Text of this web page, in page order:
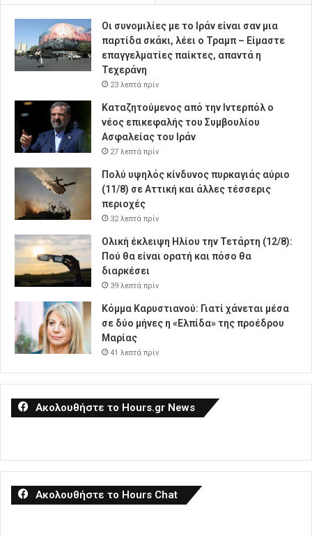
Οι συνομιλίες με το Ιράν είναι σαν μια
παρτίδα σκάκι, λέει ο Τραμπ – Είμαστε
επαγγελματίες παίκτες, απαντά η
Τεχεράνη
23 λεπτά πρίν
Καταζητούμενος από την Ιντερπόλ ο
νέος επικεφαλής του Συμβουλίου
Ασφαλείας του Ιράν
27 λεπτά πρίν
Πολύ υψηλός κίνδυνος πυρκαγιάς αύριο
(11/8) σε Αττική και άλλες τέσσερις
περιοχές
32 λεπτά πρίν
Ολική έκλειψη Ηλίου την Τετάρτη (12/8):
Πού θα είναι ορατή και πόσο θα
διαρκέσει
39 λεπτά πρίν
Κόμμα Καρυστιανού: Γιατί χάνεται μέσα
σε δύο μήνες η «Ελπίδα» της προέδρου
Μαρίας
41 λεπτά πρίν
Ακολουθήστε το Hours.gr News
Ακολουθήστε το Hours Chat